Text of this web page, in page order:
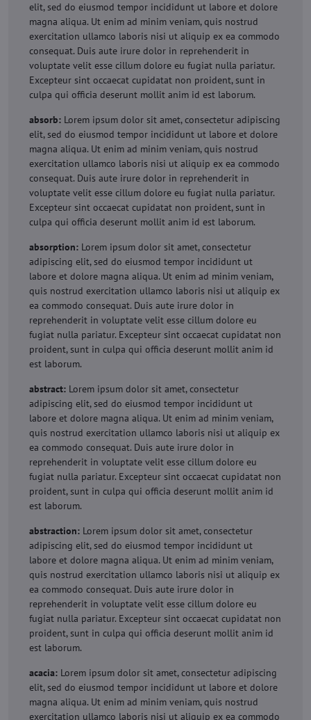
elit, sed do eiusmod tempor incididunt ut labore et dolore
magna aliqua. Ut enim ad minim veniam, quis nostrud
exercitation ullamco laboris nisi ut aliquip ex ea commodo
consequat. Duis aute irure dolor in reprehenderit in
voluptate velit esse cillum dolore eu fugiat nulla pariatur.
Excepteur sint occaecat cupidatat non proident, sunt in
culpa qui officia deserunt mollit anim id est laborum.
absorb: Lorem ipsum dolor sit amet, consectetur adipiscing
elit, sed do eiusmod tempor incididunt ut labore et dolore
magna aliqua. Ut enim ad minim veniam, quis nostrud
exercitation ullamco laboris nisi ut aliquip ex ea commodo
consequat. Duis aute irure dolor in reprehenderit in
voluptate velit esse cillum dolore eu fugiat nulla pariatur.
Excepteur sint occaecat cupidatat non proident, sunt in
culpa qui officia deserunt mollit anim id est laborum.
absorption: Lorem ipsum dolor sit amet, consectetur
adipiscing elit, sed do eiusmod tempor incididunt ut
labore et dolore magna aliqua. Ut enim ad minim veniam,
quis nostrud exercitation ullamco laboris nisi ut aliquip ex
ea commodo consequat. Duis aute irure dolor in
reprehenderit in voluptate velit esse cillum dolore eu
fugiat nulla pariatur. Excepteur sint occaecat cupidatat non
proident, sunt in culpa qui officia deserunt mollit anim id
est laborum.
abstract: Lorem ipsum dolor sit amet, consectetur
adipiscing elit, sed do eiusmod tempor incididunt ut
labore et dolore magna aliqua. Ut enim ad minim veniam,
quis nostrud exercitation ullamco laboris nisi ut aliquip ex
ea commodo consequat. Duis aute irure dolor in
reprehenderit in voluptate velit esse cillum dolore eu
fugiat nulla pariatur. Excepteur sint occaecat cupidatat non
proident, sunt in culpa qui officia deserunt mollit anim id
est laborum.
abstraction: Lorem ipsum dolor sit amet, consectetur
adipiscing elit, sed do eiusmod tempor incididunt ut
labore et dolore magna aliqua. Ut enim ad minim veniam,
quis nostrud exercitation ullamco laboris nisi ut aliquip ex
ea commodo consequat. Duis aute irure dolor in
reprehenderit in voluptate velit esse cillum dolore eu
fugiat nulla pariatur. Excepteur sint occaecat cupidatat non
proident, sunt in culpa qui officia deserunt mollit anim id
est laborum.
acacia: Lorem ipsum dolor sit amet, consectetur adipiscing
elit, sed do eiusmod tempor incididunt ut labore et dolore
magna aliqua. Ut enim ad minim veniam, quis nostrud
exercitation ullamco laboris nisi ut aliquip ex ea commodo